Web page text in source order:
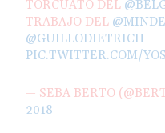
TORCUATO DEL
TRABAJO DEL
@GUILLODIETRICH
PIC.TWITTER.COM/
— SEBA BERTO
2018